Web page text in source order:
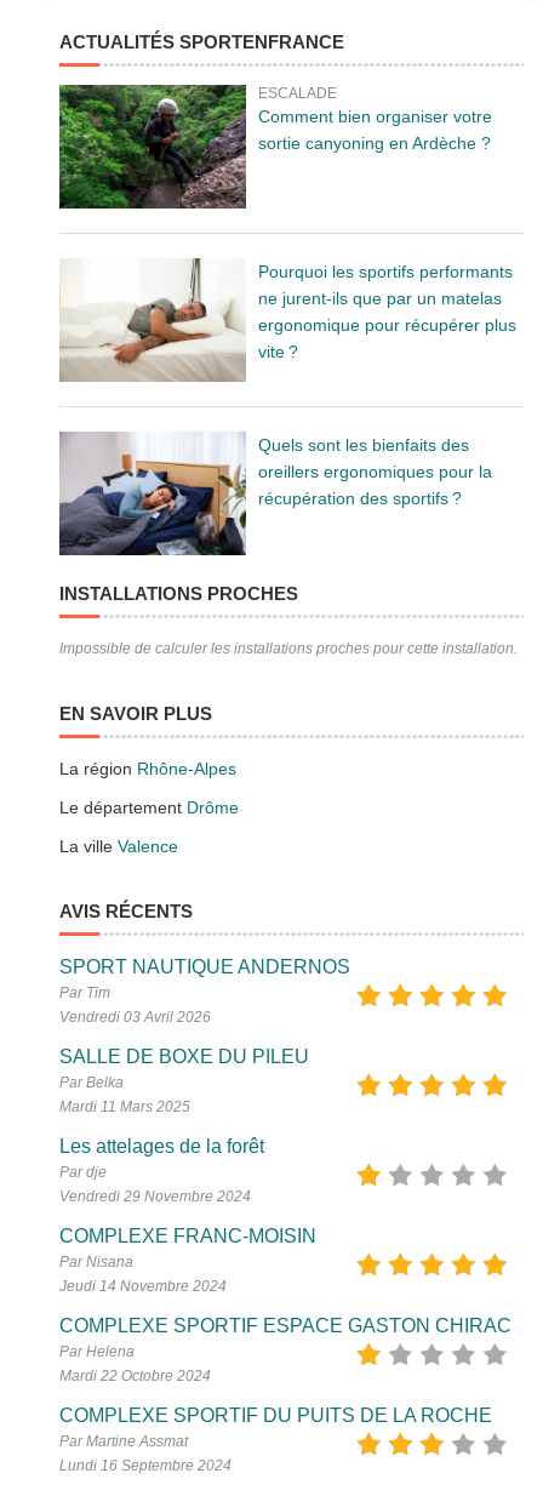
ACTUALITÉS SPORTENFRANCE
ESCALADE
Comment bien organiser votre
sortie canyoning en Ardèche ?
Pourquoi les sportifs performants
ne jurent-ils que par un matelas
ergonomique pour récupérer plus
vite ?
Quels sont les bienfaits des
oreillers ergonomiques pour la
récupération des sportifs ?
INSTALLATIONS PROCHES
Impossible de calculer les installations proches pour cette installation.
EN SAVOIR PLUS
La région Rhône-Alpes
Le département Drôme
La villeValence
AVIS RÉCENTS
SPORT NAUTIQUE ANDERNOS
Par Tim
Vendredi 03 Avril 2026
SALLE DE BOXE DU PILEU
Par Belka
Mardi 11 Mars 2025
Les attelages de la forêt
Par dje
Vendredi 29 Novembre 2024
COMPLEXE FRANC-MOISIN
Par Nisana
Jeudi 14 Novembre 2024
COMPLEXE SPORTIF ESPACE GASTON CHIRAC
Par Helena
Mardi 22 Octobre 2024
COMPLEXE SPORTIF DU PUITS DE LA ROCHE
Par Martine Assmat
Lundi 16 Septembre 2024